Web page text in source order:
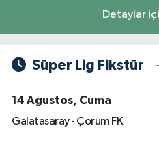
Detaylar
Süper Lig Fikstür
14 Ağustos, Cuma
Galatasaray - Çorum FK